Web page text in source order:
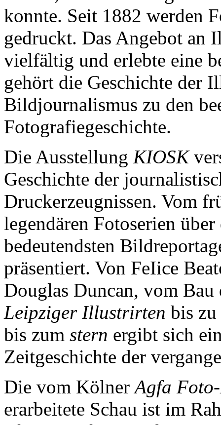
konnte. Seit 1882 werden
gedruckt. Das Angebot an
vielfältig und erlebte eine
gehört die Geschichte der
Bildjournalismus zu den
Fotografiegeschichte.
Die Ausstellung KIOSK
Geschichte der
Druckerzeugnissen. Vom
legendären Fotoserien
bedeutendsten
präsentiert. Von FeIice
Douglas Duncan, vom
Leipziger Illustrirten bis zu
bis zum stern ergibt sich
Zeitgeschichte der
Die vom KölnerAgfa
erarbeitete Schau ist im